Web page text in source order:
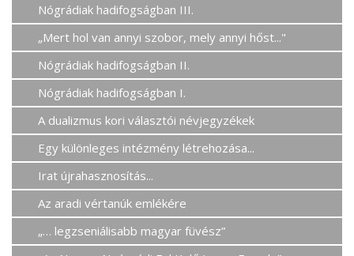
Nógrádiak hadifogságban III.
„Mert hol van annyi szobor, mely annyi hőst..."
Nógrádiak hadifogságban II.
Nógrádiak hadifogságban I.
A dualizmus kori választói névjegyzékek
Egy különleges intézmény létrehozása...
Irat újrahasznosítás...
Az aradi vértanúk emlékére
„… legzseniálisabb magyar füvész”